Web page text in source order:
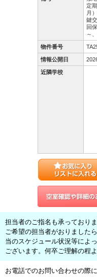
定
月）
鍵
回
～
物件番号
情報公開日
近隣学校
担当者のご指名も承っておりま
ご希望の担当者がおりました
当のスケジュール状況等によ
ございます。何卒ご理解の程
お電話でのお問い合わせの際に